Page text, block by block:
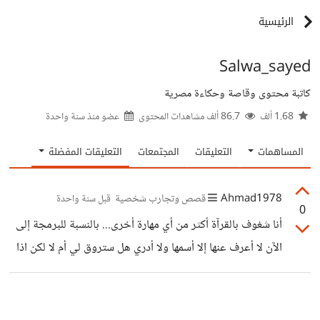
الرئيسية
Salwa_sayed
كاتبة محتوى وقاصة وحكاءة مصرية
عضو منذسنة واحدة
المساهمات التعليقات المجتمعات التعليقات المفضلة
0
Ahmad1978 قصص وتجارب شخصية قبل سنة واحدة
أنا شغوف بالقرآة أكثر من أي مهارة أخرى... بالنسبة للبرمجة إلى
الآن لا أعرف عنها إلا أسمها ولا أدري هل ستروق لي أم لا لكن اذا
ربطنا كل عمل بالمزاج والسعادة فان أعمال كثيرة ستضيع..